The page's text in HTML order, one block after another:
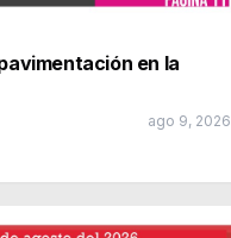
en la
ago 9, 2026